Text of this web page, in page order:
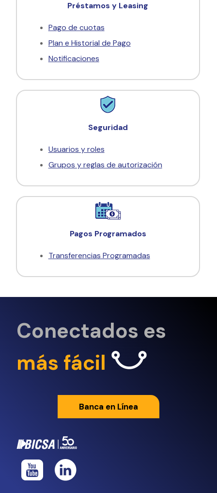
Préstamos y Leasing
Pago de cuotas
Plan e Historial de Pago
Notificaciones
Seguridad
Usuarios y roles
Grupos y reglas de autorización
Pagos Programados
Transferencias Programadas
Conectados es
más fácil
Banca en Línea